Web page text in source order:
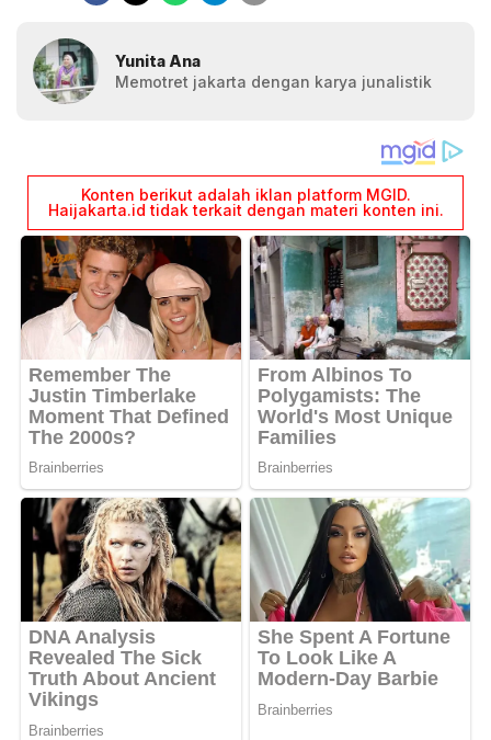
Yunita Ana
Memotret jakarta dengan karya junalistik